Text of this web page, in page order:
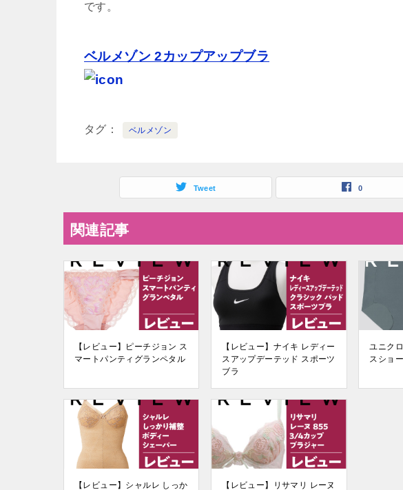
です。
ベルメゾン 2カップアップブラ
タグ ベルメゾン
Tweet 0
関連記事
【レビュー】ピーチジョン ス
マートパンティグランペタル
【レビュー】ナイキ レディー
スアップデーテッド スポーツ
ブラ
ユニク
スショ
【レビュー】シャルレ しっか 【レビュー】リサマリ レーヌ